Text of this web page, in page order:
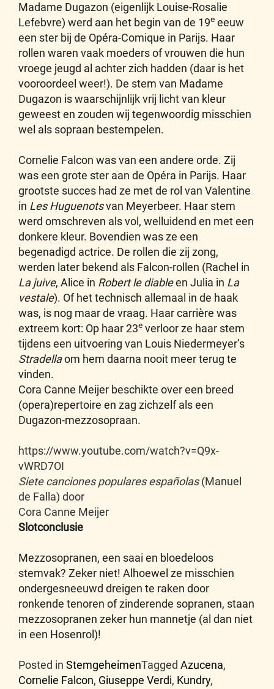
Madame Dugazon (eigenlijk Louise-Rosalie
Lefebvre) werd aan het begin van de 19e eeuw
een ster bij de Opéra-Comique in Parijs. Haar
rollen waren vaak moeders of vrouwen die hun
vroege jeugd al achter zich hadden (daar is het
vooroordeel weer!). De stem van Madame
Dugazon is waarschijnlijk vrij licht van kleur
geweest en zouden wij tegenwoordig misschien
wel als sopraan bestempelen.
Cornelie Falcon was van een andere orde. Zij
was een grote ster aan de Opéra in Parijs. Haar
grootste succes had ze met de rol van Valentine
in Les Huguenotsvan Meyerbeer. Haar stem
werd omschreven als vol, welluidend en met een
donkere kleur. Bovendien was ze een
begenadigd actrice. De rollen die zij zong,
werden later bekend als Falcon-rollen (Rachel in
La juive, Alice in Robert le diableen Julia in La
vestale). Of het technisch allemaal in de haak
was, is nog maar de vraag. Haar carrière was
extreem kort: Op haar 23e verloor ze haar stem
tijdens een uitvoering van Louis Niedermeyer’s
Stradellaom hem daarna nooit meer terug te
vinden.
Cora Canne Meijer beschikte over een breed
(opera)repertoire en zag zichzelf als een
Dugazon-mezzosopraan.
https://www.youtube.com/watch?v=Q9x-
vWRD7OI
Siete canciones populares españolas(Manuel
de Falla) door
Cora Canne Meijer
Slotconclusie
Mezzosopranen, een saai en bloedeloos
stemvak? Zeker niet! Alhoewel ze misschien
ondergesneeuwd dreigen te raken door
ronkende tenoren of zinderende sopranen, staan
mezzosopranen zeker hun mannetje (al dan niet
in een Hosenrol)!
Posted in StemgeheimenTagged Azucena,
Cornelie Falcon, Giuseppe Verdi, Kundry,